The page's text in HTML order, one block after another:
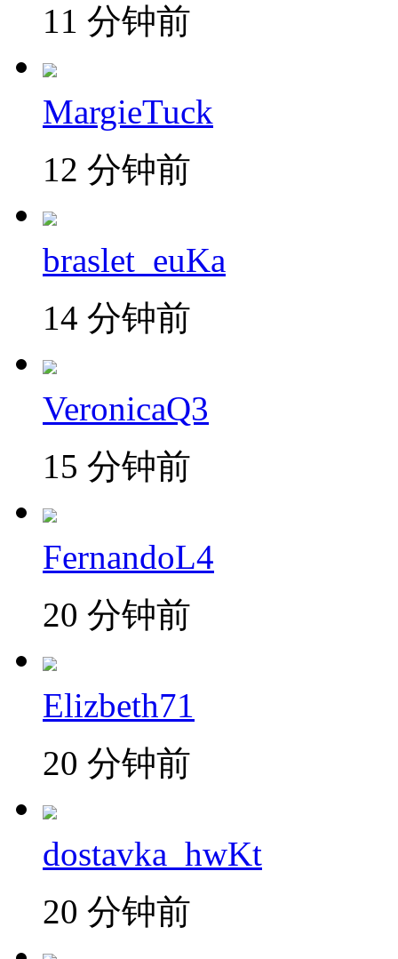
11 分钟前
MargieTuck
12 分钟前
braslet_euKa
14 分钟前
VeronicaQ3
15 分钟前
FernandoL4
20 分钟前
Elizbeth71
20 分钟前
dostavka_hwKt
20 分钟前